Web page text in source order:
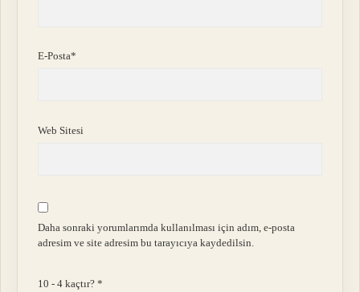
E-Posta*
Web Sitesi
Daha sonraki yorumlarımda kullanılması için adım, e-posta
adresim ve site adresim bu tarayıcıya kaydedilsin.
10 - 4 kaçtır?*